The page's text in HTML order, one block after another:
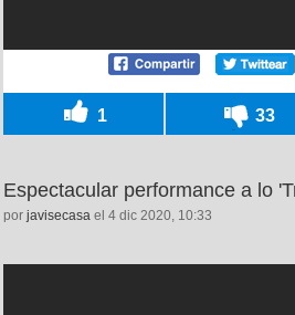
1 33
Espectacular performance a lo
por javisecasa el 4 dic 2020, 10:33